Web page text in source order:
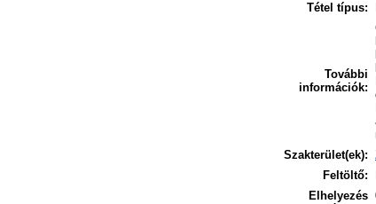
Tétel típus:
További
információk:
Szakterület(ek):
Feltöltő:
Elhelyezés